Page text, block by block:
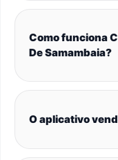
Como funciona
De Samambaia?
O aplicativo